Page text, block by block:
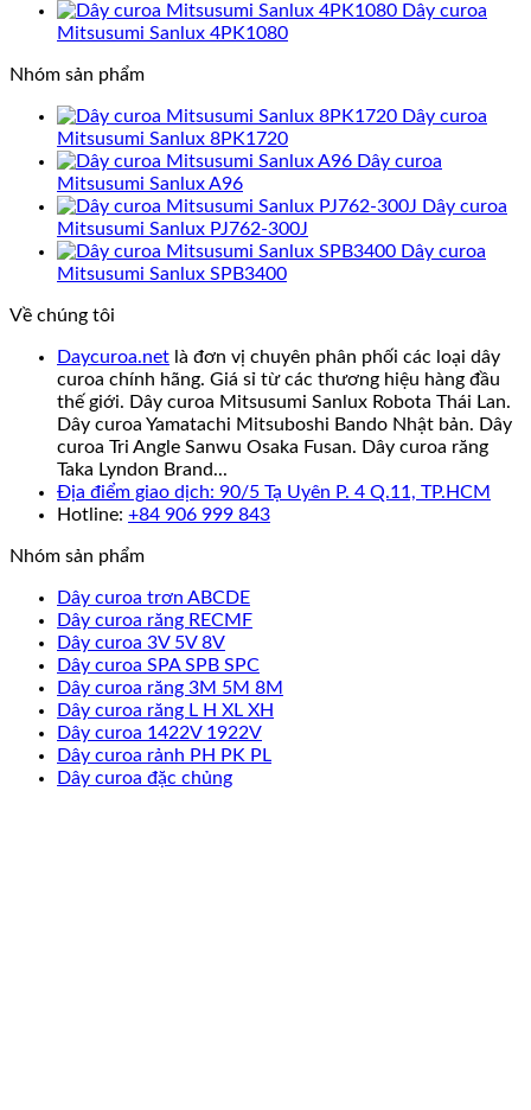
Dây curoa
Mitsusumi Sanlux 4PK1080
Nhóm sản phẩm
Dây curoa
Mitsusumi Sanlux 8PK1720
Dây curoa
Mitsusumi Sanlux A96
Dây curoa
Mitsusumi Sanlux PJ762-300J
Dây curoa
Mitsusumi Sanlux SPB3400
Về chúng tôi
Daycuroa.net là đơn vị chuyên phân phối các loại dây
curoa chính hãng. Giá sỉ từ các thương hiệu hàng đầu
thế giới. Dây curoa Mitsusumi Sanlux Robota Thái Lan.
Dây curoa Yamatachi Mitsuboshi Bando Nhật bản. Dây
curoa Tri Angle Sanwu Osaka Fusan. Dây curoa răng
Taka Lyndon Brand...
Địa điểm giao dịch: 90/5 Tạ Uyên P. 4 Q.11, TP.HCM
Hotline: +84 906 999 843
Nhóm sản phẩm
Dây curoa trơn ABCDE
Dây curoa răng RECMF
Dây curoa 3V 5V 8V
Dây curoa SPA SPB SPC
Dây curoa răng 3M 5M 8M
Dây curoa răng L H XL XH
Dây curoa 1422V 1922V
Dây curoa rảnh PH PK PL
Dây curoa đặc chủng